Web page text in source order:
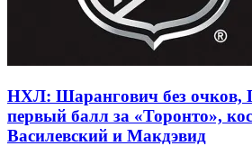
НХЛ: Шарангович без очков,
первый балл за «Торонто»,
Василевский и Макдэвид